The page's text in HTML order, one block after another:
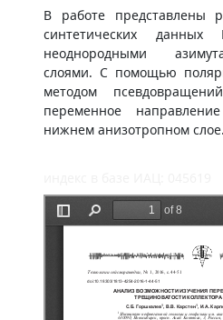
В работе представлены
синтетических
неоднородными
слоями. С помощью
методом
переменное
нижнем анизотропном слое.